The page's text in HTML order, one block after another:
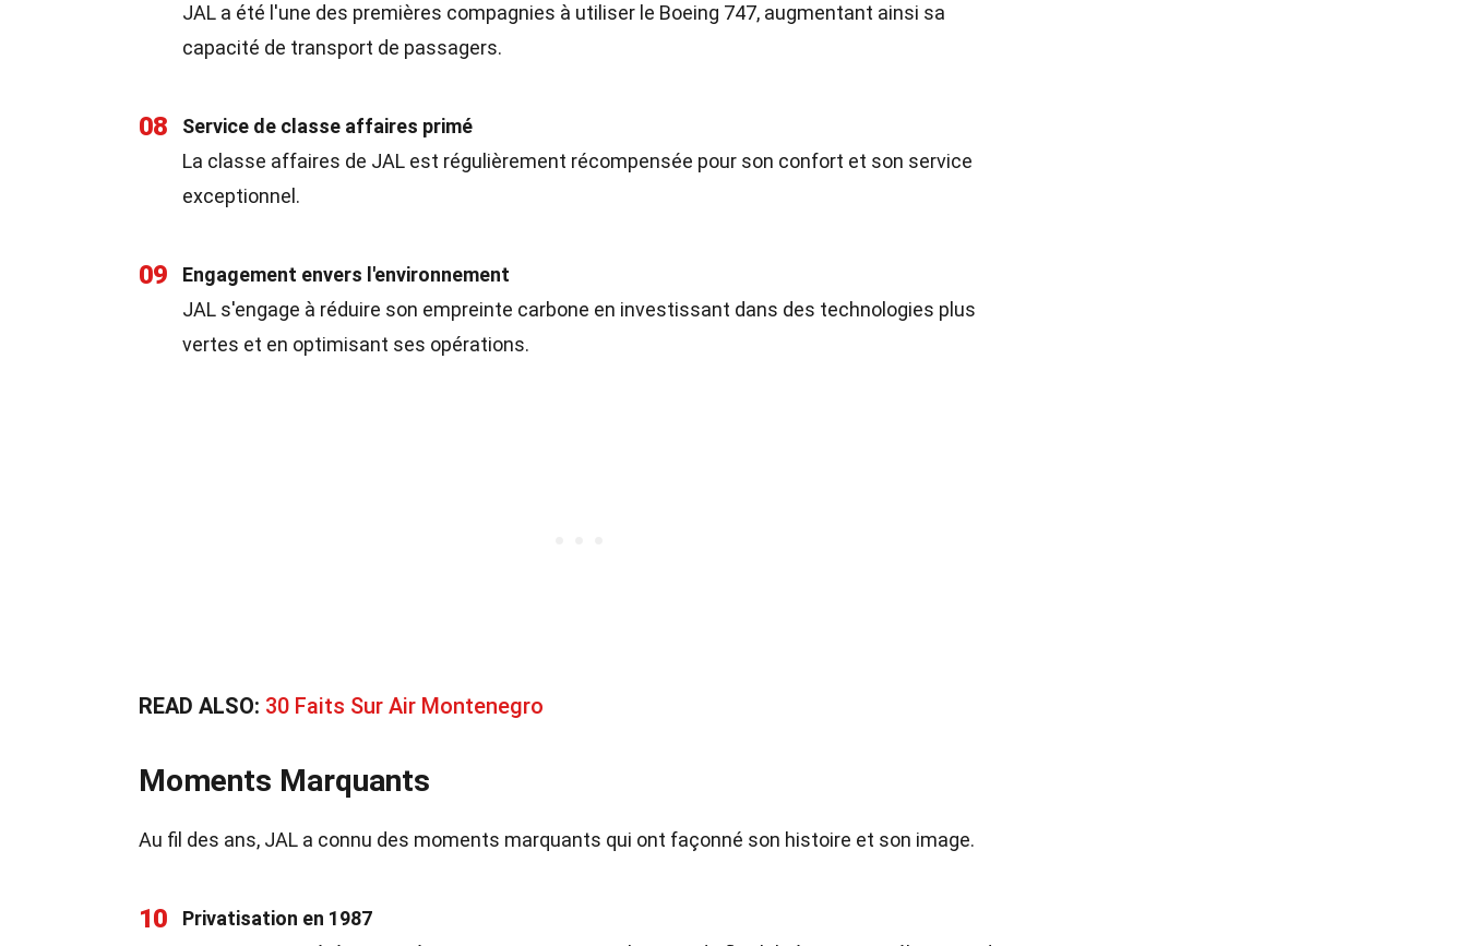
JAL a été l'une des premières compagnies à utiliser le Boeing 747, augmentant ainsi sa
capacité de transport de passagers.
08
Service de classe affaires primé
La classe affaires de JAL est régulièrement récompensée pour son confort et son service
exceptionnel.
09
Engagement envers l'environnement
JAL s'engage à réduire son empreinte carbone en investissant dans des technologies plus
vertes et en optimisant ses opérations.
READ ALSO: 30 Faits Sur Air Montenegro
Moments Marquants
Au fil des ans, JAL a connu des moments marquants qui ont façonné son histoire et son image.
10
Privatisation en 1987